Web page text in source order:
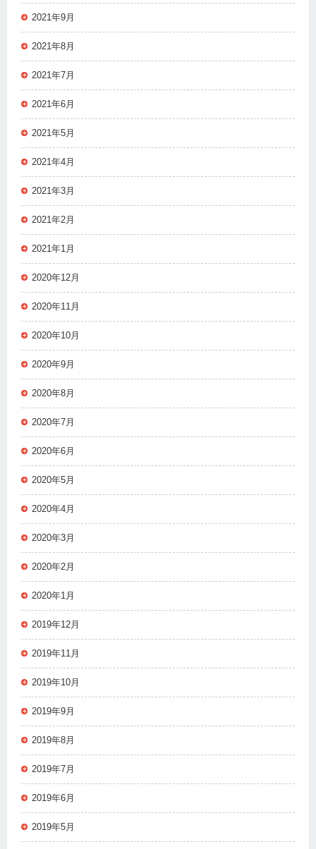
2021年9月
2021年8月
2021年7月
2021年6月
2021年5月
2021年4月
2021年3月
2021年2月
2021年1月
2020年12月
2020年11月
2020年10月
2020年9月
2020年8月
2020年7月
2020年6月
2020年5月
2020年4月
2020年3月
2020年2月
2020年1月
2019年12月
2019年11月
2019年10月
2019年9月
2019年8月
2019年7月
2019年6月
2019年5月